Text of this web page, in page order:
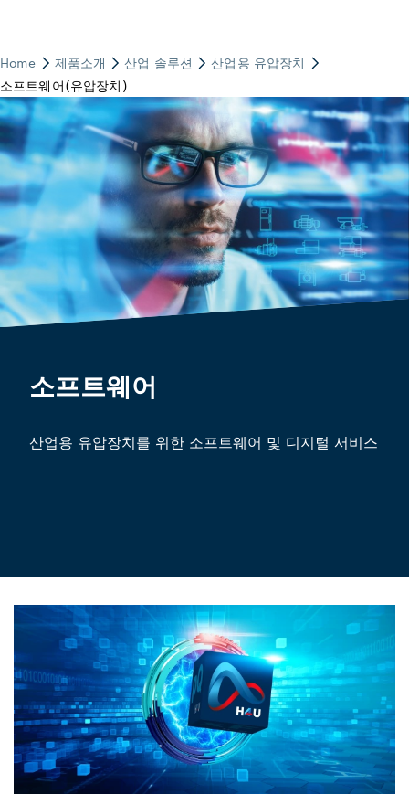
소프트웨어
산업용 유압장치를 위한 소프트웨어 및 디지털 서비스